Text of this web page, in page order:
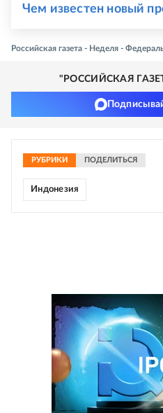
Чем известен новый
Российская газета - Неделя -
"РОССИЙСКАЯ
РУБРИКИ ПОДЕЛИТЬСЯ
Индонезия